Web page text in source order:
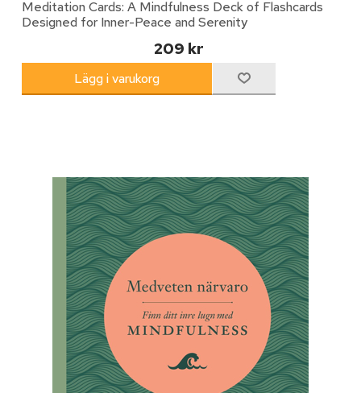
Meditation Cards: A Mindfulness Deck of Flashcards
Designed for Inner-Peace and Serenity
209 kr